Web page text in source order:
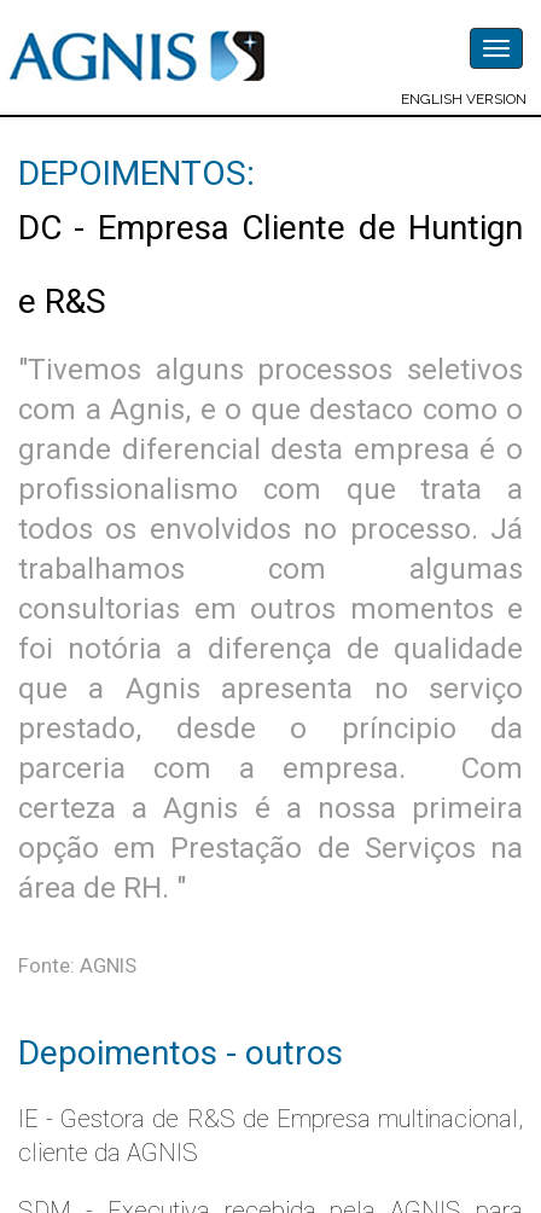
ENGLISH VERSION
DEPOIMENTOS:
DC - Empresa Cliente de Huntign
e R&S
"Tivemos alguns processos seletivos
com a Agnis, e o que destaco como o
grande diferencial desta empresa é o
profissionalismo com que trata a
todos os envolvidos no processo. Já
trabalhamos com algumas
consultorias em outros momentos e
foi notória a diferença de qualidade
que a Agnis apresenta no serviço
prestado, desde o príncipio da
parceria com a empresa. Com
certeza a Agnis é a nossa primeira
opção em Prestação de Serviços na
área de RH. "
Fonte: AGNIS
Depoimentos - outros
IE - Gestora de R&S de Empresa multinacional,
cliente da AGNIS